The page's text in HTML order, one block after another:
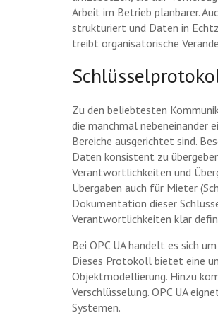
Arbeit im Betrieb planbarer.
strukturiert und Daten in
treibt organisatorische
Zu den beliebtesten
die manchmal nebeneinander
Bereiche ausgerichtet sind.
Daten konsistent zu
Verantwortlichkeiten und
Übergaben auch für Mieter
Dokumentation dieser
Verantwortlichkeiten klar
Bei OPC UA handelt es sich
Dieses Protokoll bietet eine
Objektmodellierung. Hinzu
Verschlüsselung. OPC UA
Systemen.